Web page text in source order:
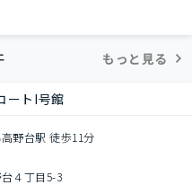
もっと見る
ートI号館
野台駅 徒歩11分
４丁目5-3